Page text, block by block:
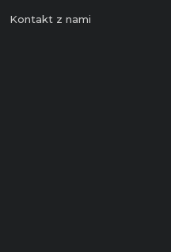
Kontakt z nami